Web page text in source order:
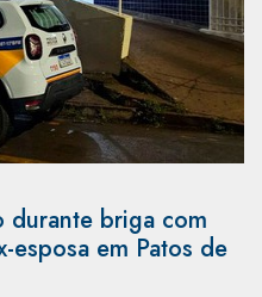
durante briga com
esposa em Patos de